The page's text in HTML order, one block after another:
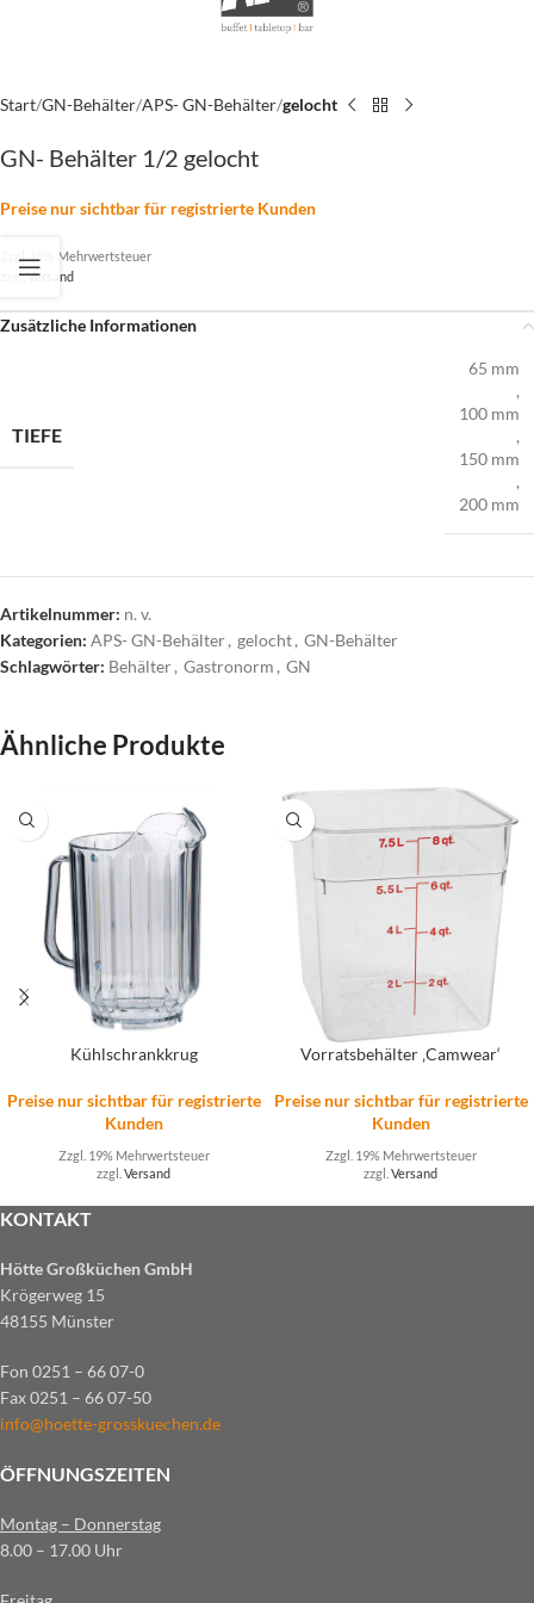
Start GN-Behälter APS- GN-Behälter gelocht
GN- Behälter 1/2 gelocht
Preise nur sichtbar für registrierte Kunden
Zzgl. 19% Mehrwertsteuer
zzgl.Versand
Zusätzliche Informationen
TIEFE
65 mm
,
100 mm
,
150 mm
,
200 mm
Artikelnummer: n. v.
Kategorien: APS- GN-Behälter, gelocht, GN-Behälter
Schlagwörter: Behälter, Gastronorm , GN
Ähnliche Produkte
Kühlschrankkrug
Preise nur sichtbar für registrierte
Kunden
Zzgl. 19% Mehrwertsteuer
zzgl. Versand
Vorratsbehälter ‚Camwear‘
Preise nur sichtbar für registrierte
Kunden
Zzgl. 19% Mehrwertsteuer
zzgl. Versand
KONTAKT
Hötte Großküchen GmbH
Krögerweg 15
48155 Münster
Fon 0251 – 66 07-0
Fax 0251 – 66 07-50
info@hoette-grosskuechen.de
ÖFFNUNGSZEITEN
Montag – Donnerstag
8.00 – 17.00 Uhr